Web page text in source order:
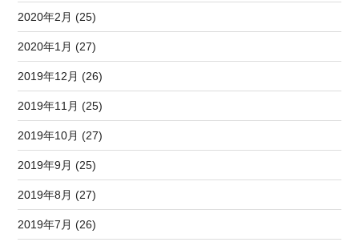
2020年2月 (25)
2020年1月 (27)
2019年12月 (26)
2019年11月 (25)
2019年10月 (27)
2019年9月 (25)
2019年8月 (27)
2019年7月 (26)